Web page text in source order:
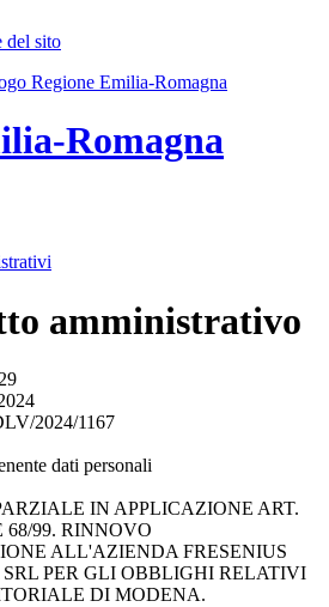
del sito
Romagna
amministrativo
2024/1167
dati personali
IN APPLICAZIONE ART.
68/99. RINNOVO
ALL'AZIENDA FRESENIUS
PER GLI OBBLIGHI RELATIVI
DI MODENA.